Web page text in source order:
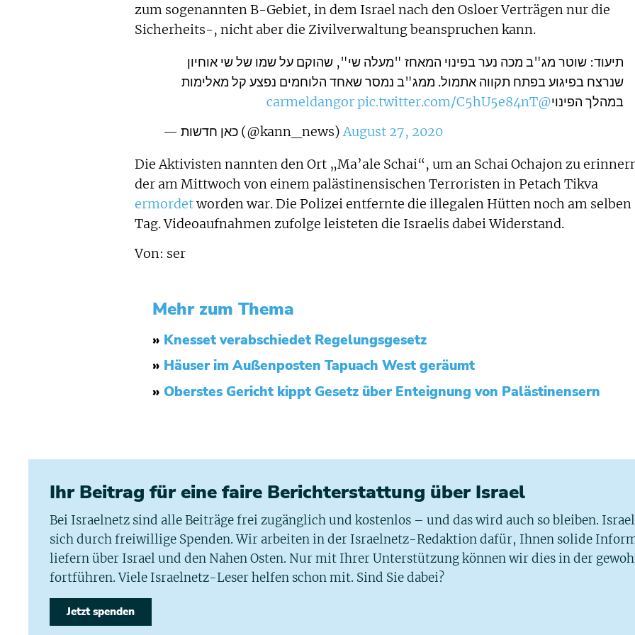
zum sogenannten B-Gebiet, in dem Israel nach den Osloer Verträgen nur die
Sicherheits-, nicht aber die Zivilverwaltung beanspruchen kann.
תיעוד: שוטר מג"ב מכה נער בפינוי המאחז "מעלה שי", שהוקם על שמו של שי אוחיון
שנרצח בפיגוע בפתח תקווה אתמול. ממג"ב נמסר שאחד הלוחמים נפצע קל מאלימות
במהלך הפינוי@carmeldangor
pic.twitter.com/C5hU5e84nT
— כאן חדשות (@kann_news)August 27, 2020
Die Aktivisten nannten den Ort „Ma’ale Schai“, um an Schai Ochajon zu
der am Mittwoch von einem palästinensischen Terroristen in Petach Tikva
ermordetworden war. Die Polizei entfernte die illegalen Hütten noch am selben
Tag. Videoaufnahmen zufolge leisteten die Israelis dabei Widerstand.
Von: ser
Mehr zum Thema
» Knesset verabschiedet Regelungsgesetz
» Häuser im Außenposten Tapuach West geräumt
» Oberstes Gericht kippt Gesetz über Enteignung von Palästinensern
Ihr Beitrag für eine faire Berichterstattung über Israel
Bei Israelnetz sind alle Beiträge frei zugänglich und kostenlos – und das wird auch so bleiben.
sich durch freiwillige Spenden. Wir arbeiten in der Israelnetz-Redaktion dafür, Ihnen solide
liefern über Israel und den Nahen Osten. Nur mit Ihrer Unterstützung können wir dies in der
fortführen. Viele Israelnetz-Leser helfen schon mit. Sind Sie dabei?
Jetzt spenden